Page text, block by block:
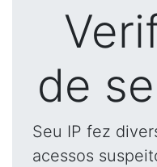
de
Seu IP fez
acessos